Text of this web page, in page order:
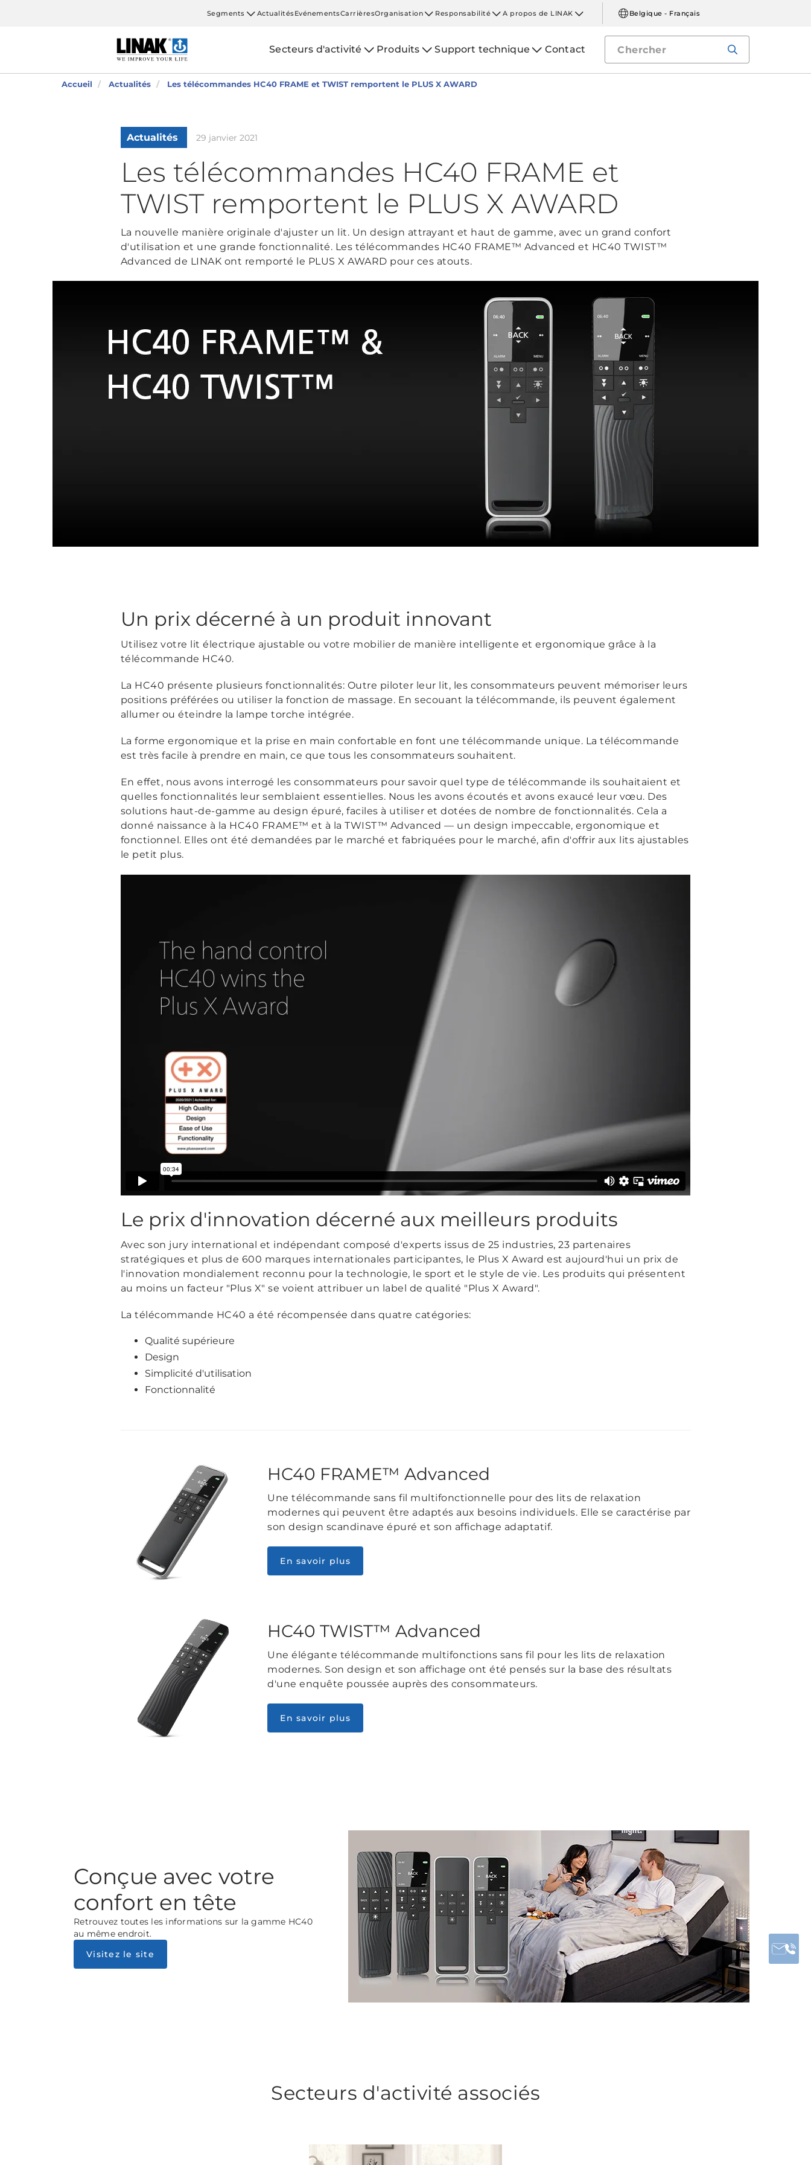
Segments ActualitésEvénementsCarrièresOrganisation Responsabilité A propos de LINAK Belgique - Français
Secteurs d'activité Produits Support technique Contact
Accueil Actualités Les télécommandes HC40 FRAME et TWIST remportent le PLUS X AWARD
Actualités 29 janvier 2021
Les télécommandes HC40 FRAME et
TWIST remportent le PLUS X AWARD
La nouvelle manière originale d'ajuster un lit. Un design attrayant et haut de gamme, avec un grand confort
d'utilisation et une grande fonctionnalité. Les télécommandes HC40 FRAME™ Advanced et HC40 TWIST™
Advanced de LINAK ont remporté le PLUS X AWARD pour ces atouts.
Un prix décerné à un produit innovant
Utilisez votre lit électrique ajustable ou votre mobilier de manière intelligente et ergonomique grâce à la
télécommande HC40.
La HC40 présente plusieurs fonctionnalités: Outre piloter leur lit, les consommateurs peuvent mémoriser leurs
positions préférées ou utiliser la fonction de massage. En secouant la télécommande, ils peuvent également
allumer ou éteindre la lampe torche intégrée.
La forme ergonomique et la prise en main confortable en font une télécommande unique. La télécommande
est très facile à prendre en main, ce que tous les consommateurs souhaitent.
En effet, nous avons interrogé les consommateurs pour savoir quel type de télécommande ils souhaitaient et
quelles fonctionnalités leur semblaient essentielles. Nous les avons écoutés et avons exaucé leur vœu. Des
solutions haut-de-gamme au design épuré, faciles à utiliser et dotées de nombre de fonctionnalités. Cela a
donné naissance à la HC40 FRAME™ et à la TWIST™ Advanced — un design impeccable, ergonomique et
fonctionnel. Elles ont été demandées par le marché et fabriquées pour le marché, afin d'offrir aux lits ajustables
le petit plus.
Le prix d'innovation décerné aux meilleurs produits
Avec son jury international et indépendant composé d'experts issus de 25 industries, 23 partenaires
stratégiques et plus de 600 marques internationales participantes, le Plus X Award est aujourd'hui un prix de
l'innovation mondialement reconnu pour la technologie, le sport et le style de vie. Les produits qui présentent
au moins un facteur "Plus X" se voient attribuer un label de qualité "Plus X Award".
La télécommande HC40 a été récompensée dans quatre catégories:
Qualité supérieure
Design
Simplicité d'utilisation
Fonctionnalité
HC40 FRAME™ Advanced
Une télécommande sans fil multifonctionnelle pour des lits de relaxation
modernes qui peuvent être adaptés aux besoins individuels. Elle se caractérise par
son design scandinave épuré et son affichage adaptatif.
En savoir plus
HC40 TWIST™ Advanced
Une élégante télécommande multifonctions sans fil pour les lits de relaxation
modernes. Son design et son affichage ont été pensés sur la base des résultats
d'une enquête poussée auprès des consommateurs.
En savoir plus
Conçue avec votre
confort en tête
Retrouvez toutes les informations sur la gamme HC40
au même endroit.
Visitez le site
Secteurs d'activité associés